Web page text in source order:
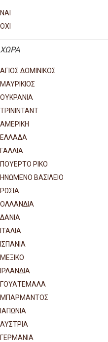
ΝΑΙ
ΟΧΙ
ΧΩΡΑ
ΑΓΙΟΣ ΔΟΜΙΝΙΚΟΣ
ΜΑΥΡΙΚΙΟΣ
ΟΥΚΡΑΝΙΑ
ΤΡΙΝΙΝΤΑΝΤ
ΑΜΕΡΙΚΗ
ΕΛΛΑΔΑ
ΓΑΛΛΙΑ
ΠΟΥΕΡΤΟ ΡΙΚΟ
ΗΝΩΜΕΝΟ ΒΑΣΙΛΕΙΟ
ΡΩΣΙΑ
ΟΛΛΑΝΔΙΑ
ΔΑΝΙΑ
ΙΤΑΛΙΑ
ΙΣΠΑΝΙΑ
ΜΕΞΙΚΟ
ΙΡΛΑΝΔΙΑ
ΓΟΥΑΤΕΜΑΛΑ
ΜΠΑΡΜΑΝΤΟΣ
ΙΑΠΩΝΙΑ
ΑΥΣΤΡΙΑ
ΓΕΡΜΑΝΙΑ